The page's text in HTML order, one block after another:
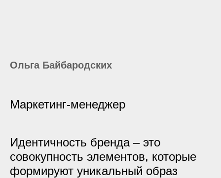
Ольга Байбародских
Маркетинг-менеджер
Идентичность бренда – это
совокупность элементов, которые
формируют уникальный образ